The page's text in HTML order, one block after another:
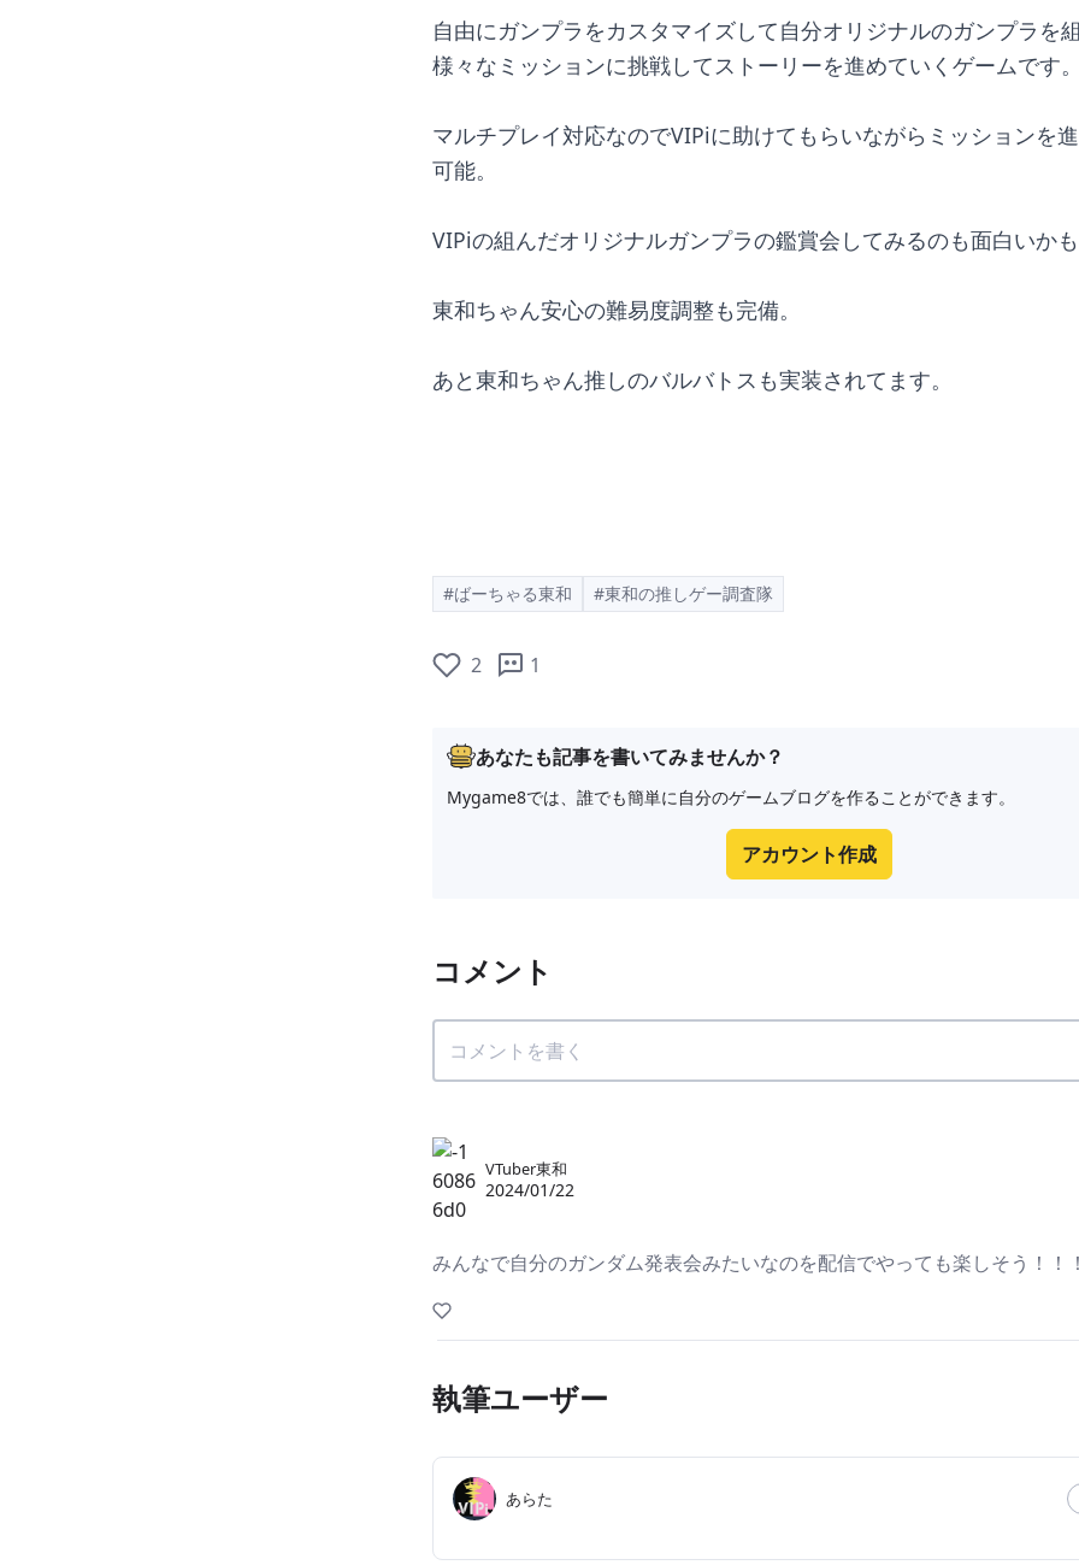
自由にガンプラをカスタマイズして自分オリジナルのガンプラを
様々なミッションに挑戦してストーリーを進めていくゲームです
マルチプレイ対応なのでVIPiに助けてもらいながらミッションを
可能。
VIPiの組んだオリジナルガンプラの鑑賞会してみるのも面白いか
東和ちゃん安心の難易度調整も完備。
あと東和ちゃん推しのバルバトスも実装されてます。
#ばーちゃる東和 #東和の推しゲー調査隊
2 1
あなたも記事を書いてみませんか？
Mygame8では、誰でも簡単に自分のゲームブログを作ることができます。
アカウント作成
コメント
VTuber東和
2024/01/22
みんなで自分のガンダム発表会みたいなのを配信でやっても楽しそう！！
執筆ユーザー
あらた